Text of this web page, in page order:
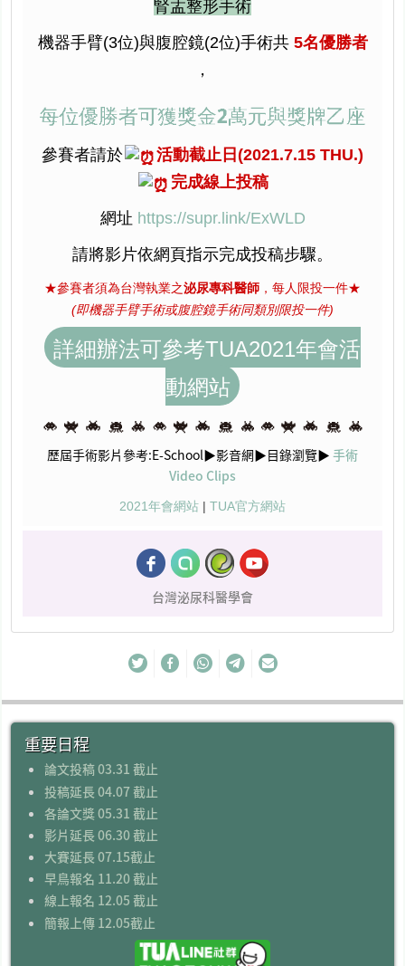
腎盂整形手術
機器手臂(3位)與腹腔鏡(2位)手術共 5名優勝者
，
參賽者請於
活動截止日(2021.7.15 THU.)
完成線上投稿
網址 https://supr.link/ExWLD
請將影片依網頁指示完成投稿步驟。
★參賽者須為台灣執業之泌尿專科醫師 ，每人限投一件★
(即機器手臂手術或腹腔鏡手術同類別限投一件)
詳細辦法可參考TUA2021年會活
動網站
歷屆手術影片參考:E-School▶影音網▶目錄瀏覽▶ 手術
Video Clips
2021年會網站 | TUA官方網站
台灣泌尿科醫學會
重要日程
論文投稿 03.31 截止
投稿延長 04.07 截止
各論文獎 05.31 截止
影片延長 06.30 截止
大賽延長 07.15截止
早鳥報名 11.20 截止
線上報名 12.05 截止
簡報上傳 12.05截止